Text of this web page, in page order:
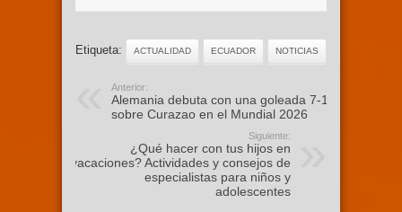
Etiqueta: ACTUALIDAD ECUADOR NOTICIAS
Anterior:
Alemania debuta con una goleada 7-1
sobre Curazao en el Mundial 2026
Siguiente:
¿Qué hacer con tus hijos en
vacaciones? Actividades y consejos de
especialistas para niños y
adolescentes